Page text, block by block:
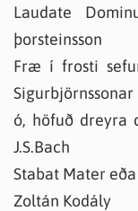
Laudate
þorsteinsson
Fræ í frosti
Sigurbjörnssonar
ó, höfuð dreyra
J.S.Bach
Stabat Mater
Zoltán Kodály